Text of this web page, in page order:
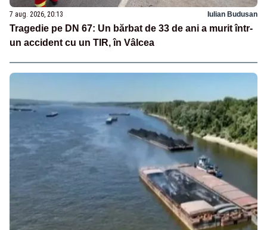
7 aug. 2026, 20:13 Iulian Budusan
Tragedie pe DN 67: Un bărbat de 33 de ani a murit într-
un accident cu un TIR, în Vâlcea